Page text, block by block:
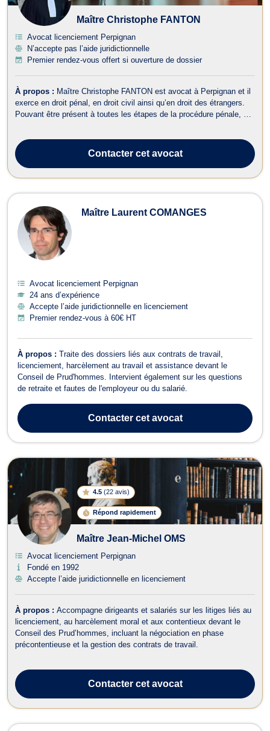
Maître Christophe FANTON
Avocat licenciement Perpignan
N’accepte pas l’aide juridictionnelle
Premier rendez-vous offert si ouverture de dossier
À propos : Maître Christophe FANTON est avocat à Perpignan et il
exerce en droit pénal, en droit civil ainsi qu’en droit des étrangers.
Pouvant être présent à toutes les étapes de la procédure pénale, cet
Contactercet avocat
Maître Laurent COMANGES
Avocat licenciement Perpignan
24 ans d’expérience
Accepte l’aide juridictionnelle en licenciement
Premier rendez-vous à 60€ HT
À propos : Traite des dossiers liés aux contrats de travail,
licenciement, harcèlement au travail et assistance devant le
Conseil de Prud'hommes. Intervient également sur les questions
de retraite et fautes de l'employeur ou du salarié.
Contactercet avocat
4.5 (22 avis)
Répond rapidement
Maître Jean-Michel OMS
Avocat licenciement Perpignan
Fondé en 1992
Accepte l’aide juridictionnelle en licenciement
À propos : Accompagne dirigeants et salariés sur les litiges liés au
licenciement, au harcèlement moral et aux contentieux devant le
Conseil des Prud’hommes, incluant la négociation en phase
précontentieuse et la gestion des contrats de travail.
Contactercet avocat